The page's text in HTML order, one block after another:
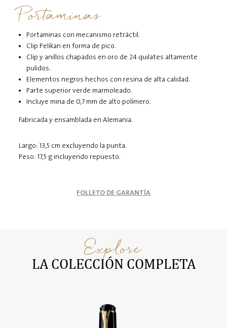
Portaminas
Portaminas con mecanismo retráctil.
Clip Pelikan en forma de pico.
Clip y anillos chapados en oro de 24 quilates altamente
pulidos.
Elementos negros hechos con resina de alta calidad.
Parte superior verde marmoleado.
Incluye mina de 0,7 mm de alto polímero.
Fabricada y ensamblada en Alemania.
Largo: 13,5 cm excluyendo la punta.
Peso: 17,5 g incluyendo repuesto.
FOLLETO DE GARANTÍA
Explore
LA COLECCIÓN COMPLETA